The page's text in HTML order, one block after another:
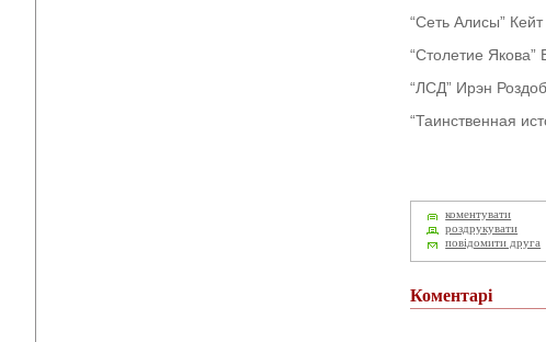
“Сеть Алисы”
“Столетие
“ЛСД” Ирэн
“Таинственная
коментувати
роздрукувати
повідомити друга
Коментарі